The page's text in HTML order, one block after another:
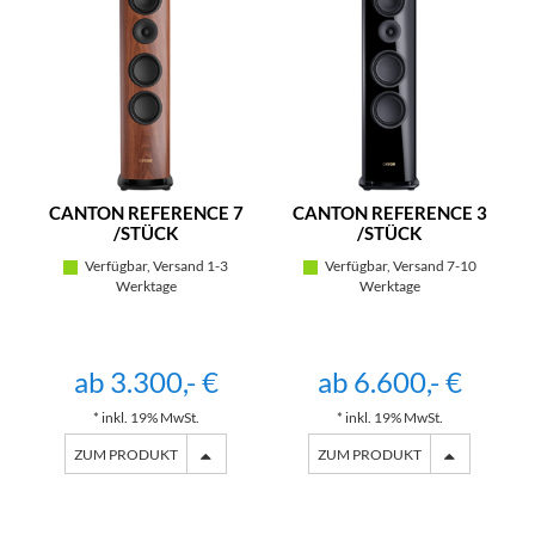
CANTON REFERENCE 7
/STÜCK
Verfügbar, Versand 1-3
Werktage
ab 3.300,- €
* inkl. 19% MwSt.
ZUM PRODUKT
CANTON REFERENCE 3
/STÜCK
Verfügbar, Versand 7-10
Werktage
ab 6.600,- €
* inkl. 19% MwSt.
ZUM PRODUKT